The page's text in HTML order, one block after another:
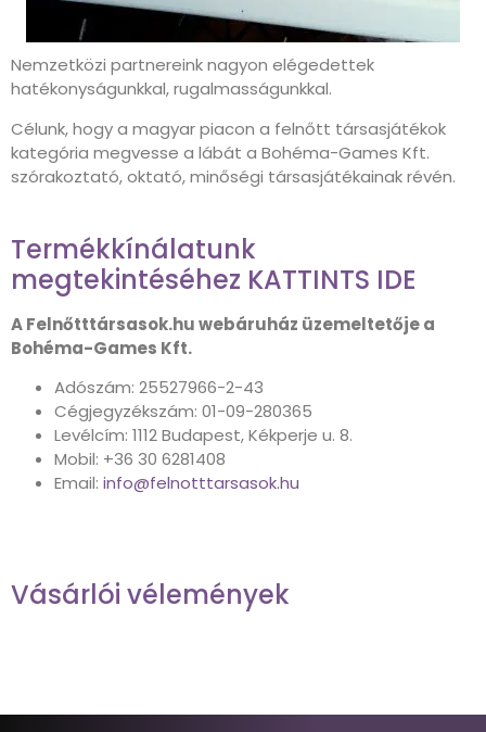
Nemzetközi partnereink nagyon elégedettek
hatékonyságunkkal, rugalmasságunkkal.
Célunk, hogy a magyar piacon a felnőtt társasjátékok
kategória megvesse a lábát a Bohéma-Games Kft.
szórakoztató, oktató, minőségi társasjátékainak révén.
Termékkínálatunk
megtekintéséhez KATTINTS IDE
A Felnőtttársasok.hu webáruház üzemeltetője a
Bohéma-Games Kft.
Adószám: 25527966-2-43
Cégjegyzékszám: 01-09-280365
Levélcím: 1112 Budapest, Kékperje u. 8.
Mobil: +36 30 6281408
Email: info@felnotttarsasok.hu
Vásárlói vélemények